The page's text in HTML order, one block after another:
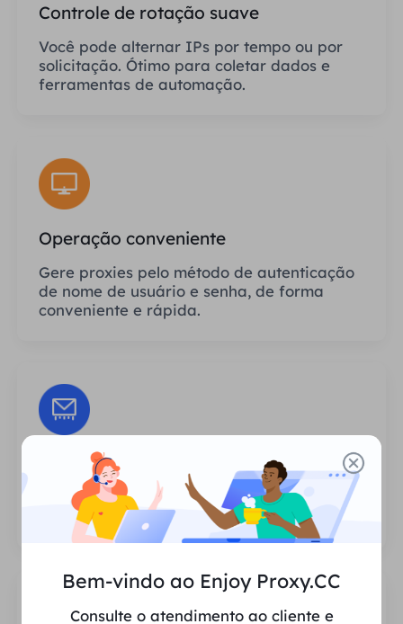
Controle de rotação suave
Você pode alternar IPs por tempo ou por
solicitação. Ótimo para coletar dados e
ferramentas de automação.
Operação conveniente
Gere proxies pelo método de autenticação
de nome de usuário e senha, de forma
conveniente e rápida.
Sessões Ilimitadas
Não há limite para o número de usos ou
frequências de invocação dos proxies.
Bem-vindo ao Enjoy Proxy.CC
Consulte o atendimento ao cliente e